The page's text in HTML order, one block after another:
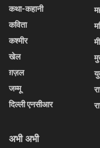
कथा-कहानी
कविता
कश्मीर
खेल
ग़ज़ल
जम्मू
दिल्ली एनसीआर
अभी अभी